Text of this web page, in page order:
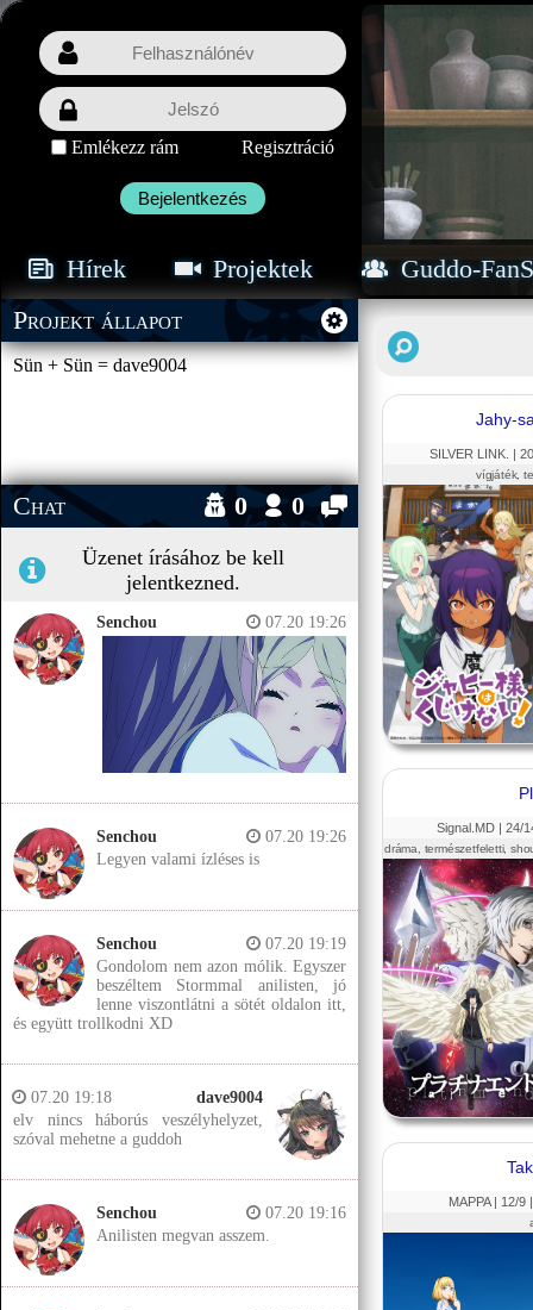
Hírek Projektek Guddo-
Emlékezz rám Regisztráció
Bejelentkezés
Projekt állapot
Sün + Sün = dave9004
Chat 0 0
Üzenet írásához be kell
jelentkezned.
Senchou 07.20 19:26
Senchou
07.20 19:26
Legyen valami ízléses is
Senchou
07.20 19:19
Gondolom nem azon mólik. Egyszer
beszéltem Stormmal anilisten, jó
lenne viszontlátni a sötét oldalon itt,
és együtt trollkodni XD
dave9004
07.20 19:18
elv nincs háborús veszélyhelyzet,
szóval mehetne a guddoh
Senchou
07.20 19:16
Anilisten megvan asszem.
Jahy-
SILVER LINK. | 20
vígjáték,
Signal.MD | 24/
dráma, természetfeletti,
MAPPA | 12/9